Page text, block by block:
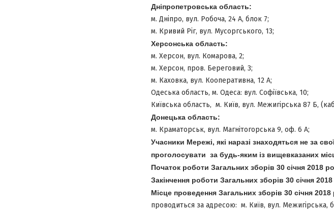
Дніпропетровська область:
м. Дніпро, вул. Робоча, 24 А, блок 7;
м. Кривий Ріг, вул. Мусоргського, 13;
Херсонська область:
м. Херсон, вул. Комарова, 2;
м. Херсон, пров. Береговий, 3;
м. Каховка, вул. Кооперативна, 12 А;
Одеська область, м. Одеса: вул. Софіївська, 10;
Київська область, м. Київ, вул. Межигірська 87 Б,
Донецька область:
м. Краматорськ, вул. Магнітогорська 9, оф. 6 А;
Учасники Мережі, які наразі знаходяться не за
проголосувати за будь-яким із вищевказаних
Початок роботи Загальних зборів 30 січня 2018
Закінчення роботи Загальних зборів 30 січня
Місце проведення Загальних зборів 30 січня 2018
проводиться за адресою: м. Київ, вул. Межигірська,